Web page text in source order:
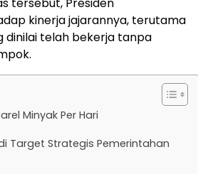
tersebut, Presiden
kinerja jajarannya, terutama
dinilai telah bekerja tanpa
Minyak Per Hari
Target Strategis Pemerintahan